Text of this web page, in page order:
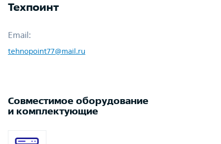
Техпоинт
Email:
tehnopoint77@mail.ru
Совместимое оборудование
и комплектующие